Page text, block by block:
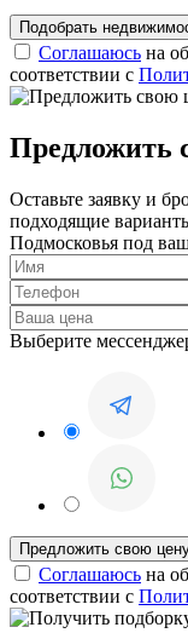
Соглашаюсь на
соответствии с
Предложить
Оставьте заявку и
подходящие
Подмосковья под
Выберите
Соглашаюсь на
соответствии с